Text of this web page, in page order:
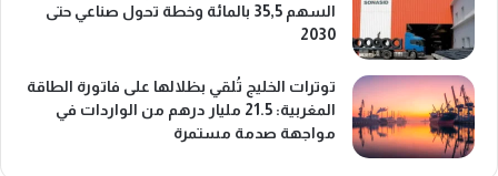
السهم 35,5 بالمائة وخطة تحول صناعي حتى
2030
توترات الخليج تُلقي بظلالها على فاتورة الطاقة
المغربية: 21.5 مليار درهم من الواردات في
مواجهة صدمة مستمرة